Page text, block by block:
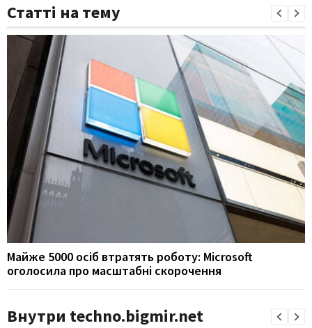
Статті на тему
Майже 5000 осіб втратять роботу: Microsoft
оголосила про масштабні скорочення
Внутри techno.bigmir.net